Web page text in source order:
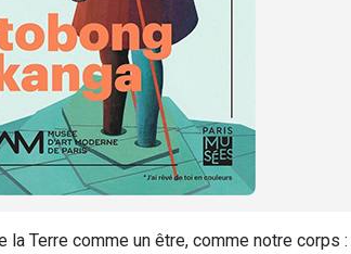
la Terre comme un être, comme notre corps